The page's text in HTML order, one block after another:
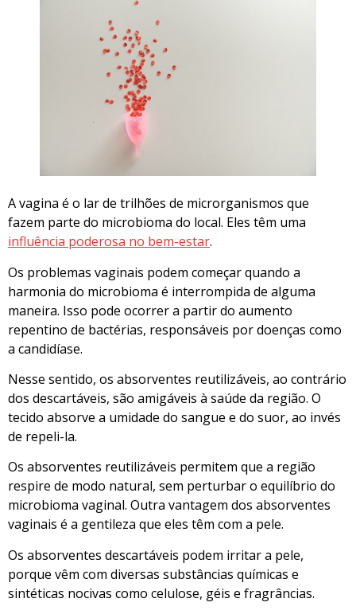
A vagina é o lar de trilhões de microrganismos que
fazem parte do microbioma do local. Eles têm uma
influência poderosa no bem-estar.
Os problemas vaginais podem começar quando a
harmonia do microbioma é interrompida de alguma
maneira. Isso pode ocorrer a partir do aumento
repentino de bactérias, responsáveis por doenças como
a candidíase.
Nesse sentido, os absorventes reutilizáveis, ao contrário
dos descartáveis, são amigáveis à saúde da região. O
tecido absorve a umidade do sangue e do suor, ao invés
de repeli-la.
Os absorventes reutilizáveis permitem que a região
respire de modo natural, sem perturbar o equilíbrio do
microbioma vaginal. Outra vantagem dos absorventes
vaginais é a gentileza que eles têm com a pele.
Os absorventes descartáveis podem irritar a pele,
porque vêm com diversas substâncias químicas e
sintéticas nocivas como celulose, géis e fragrâncias.